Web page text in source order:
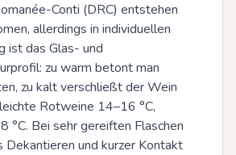
Conti (DRC) entstehen
allerdings in individuellen
ist das Glas- und
zu warm betont man
zu kalt verschließt der Wein
Rotweine 14–16 °C,
°C. Bei sehr gereiften Flaschen
Dekantieren und kurzer Kontakt